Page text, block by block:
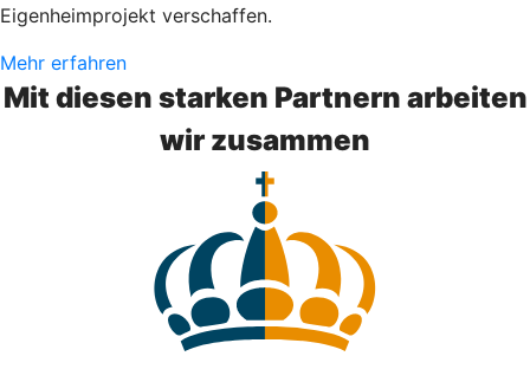
Eigenheimprojekt verschaffen.
Mehr erfahren
Mit diesen starken Partnern arbeiten
wir zusammen